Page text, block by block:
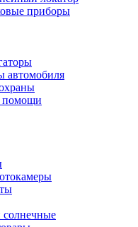
приборы
автомобиля
помощи
солнечные